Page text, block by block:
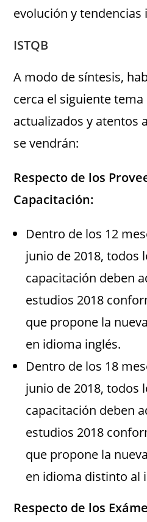
evolución y tendencias
ISTQB
A modo de síntesis,
cerca el siguiente
actualizados y atentos
se vendrán:
Respecto de los
Capacitación:
Dentro de los 12
junio de 2018, todos
capacitación deben
estudios 2018
que propone la
en idioma inglés.
Dentro de los 18
junio de 2018, todos
capacitación deben
estudios 2018
que propone la
en idioma distinto al
Respecto de los